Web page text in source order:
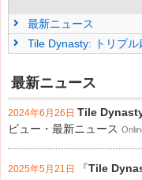
最新ニュース
Tile Dynasty: トリプル
最新ニュース
2024年6月26日 Tile
ビュー・最新ニュース
2025年5月21日 『Tile